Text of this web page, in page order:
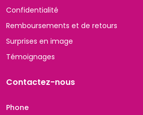
Confidentialité
Remboursements et de retours
Surprises en image
Témoignages
Contactez-nous
Phone